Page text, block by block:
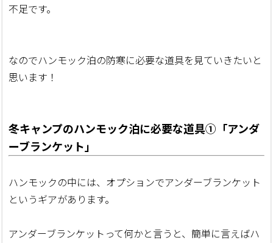
不足です。
なのでハンモック泊の防寒に必要な道具を見ていきたいと
思います！
冬キャンプのハンモック泊に必要な道具①「アンダ
ーブランケット」
ハンモックの中には、オプションでアンダーブランケット
というギアがあります。
アンダーブランケットって何かと言うと、簡単に言えばハ